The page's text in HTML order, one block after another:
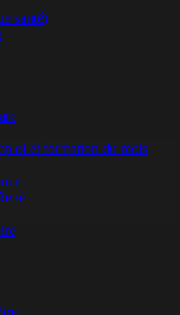
santé)
et formation du mois